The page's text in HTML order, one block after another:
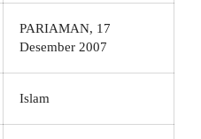
PARIAMAN, 17
Desember 2007
Islam